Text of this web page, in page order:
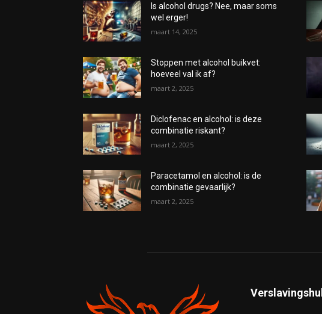
Is alcohol drugs? Nee, maar soms
wel erger!
maart 14, 2025
Stoppen met alcohol buikvet:
hoeveel val ik af?
maart 2, 2025
Diclofenac en alcohol: is deze
combinatie riskant?
maart 2, 2025
Paracetamol en alcohol: is de
combinatie gevaarlijk?
maart 2, 2025